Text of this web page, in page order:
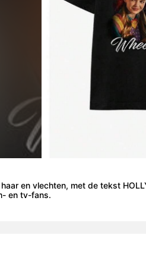
en vlechten, met de tekst
en tv-fans.